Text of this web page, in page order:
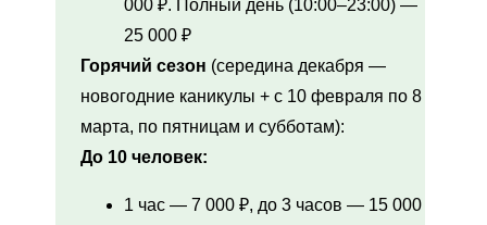
000 ₽. Полный день (10:00–23:00) —
25 000 ₽
Горячий сезон (середина декабря —
новогодние каникулы + с 10 февраля по 8
марта, по пятницам и субботам):
До 10 человек:
1 час — 7 000 ₽, до 3 часов — 15 000